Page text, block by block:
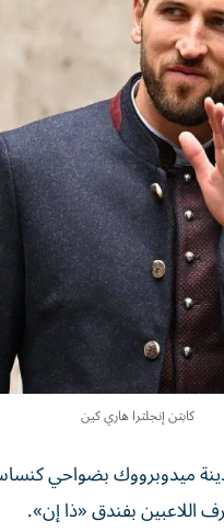
كابتن إنجلترا هاري كين
ميدوبرووك بضواحي
بفندق «ذا إن».